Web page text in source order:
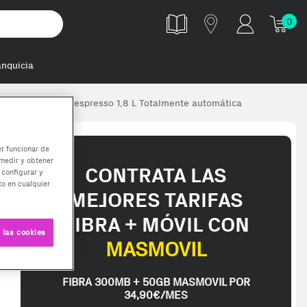
0
Máquina espresso 1,8 L Totalmente automática
CONTRATA LAS
MEJORES TARIFAS
FIBRA + MÓVIL CON
MASMOVIL
FIBRA 300MB + 50GB MASMOVIL POR
34,90€/MES
funcionar de
y obtener
y
en cualquier
cookies